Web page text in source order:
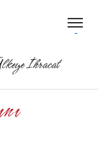
İhracat